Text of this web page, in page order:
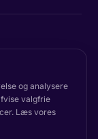
og analysere
valgfrie
Læs vores